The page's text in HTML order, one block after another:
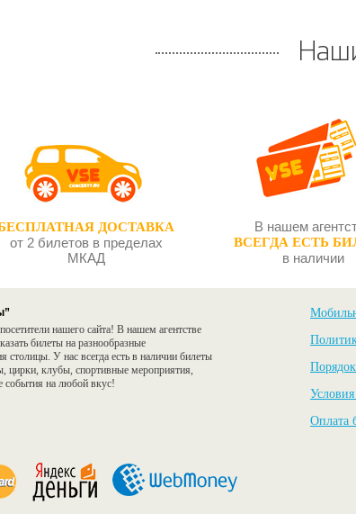
ДОСТАВКА
от 2 билетов в пределах
МКАД
В нашем
ВСЕГДА ЕСТЬ
в наличии
нашего сайта! В нашем агентстве
билеты на разнообразные
столицы. У нас всегда есть в наличии билеты
цирки, клубы, спортивные мероприятия,
события на любой вкус!
Оплата